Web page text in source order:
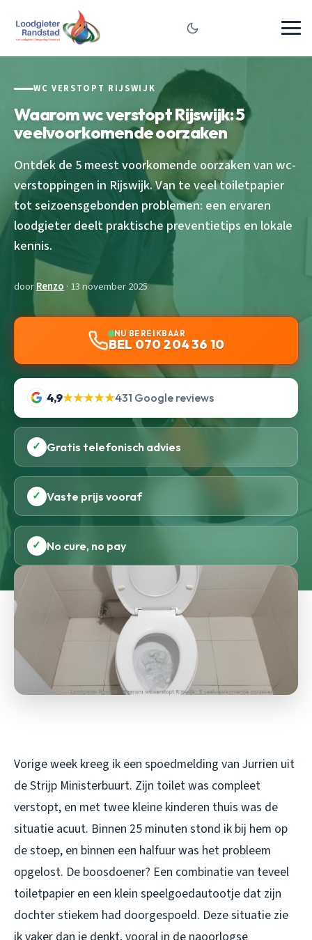
WC VERSTOPT RIJSWIJK
Waarom wc verstopt Rijswijk: 5
veelvoorkomende oorzaken
Ontdek de 5 meest voorkomende oorzaken van wc-
verstoppingen in Rijswijk. Van te veel toiletpapier
tot seizoensgebonden problemen: een ervaren
loodgieter deelt praktische preventietips en lokale
kennis.
doorRenzo · 13 november 2025
NU BEREIKBAAR
BEL 070 204 36 10
4,9★★★★★431 Google reviews
✓ Gratis telefonisch advies
✓ Vaste prijs vooraf
✓ No cure, no pay
Vorige week kreeg ik een spoedmelding van Jurrien uit
de Strijp Ministerbuurt. Zijn toilet was compleet
verstopt, en met twee kleine kinderen thuis was de
situatie acuut. Binnen 25 minuten stond ik bij hem op
de stoep, en binnen een halfuur was het probleem
opgelost. De boosdoener? Een combinatie van teveel
toiletpapier en een klein speelgoedautootje dat zijn
dochter stiekem had doorgespoeld. Deze situatie zie